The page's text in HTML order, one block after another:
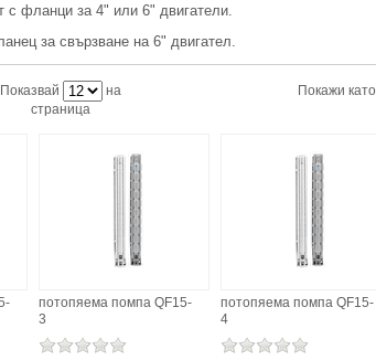
фланци за 4" или 6" двигатели.
за свързване на 6" двигател.
Покажи като
Показвай
на
страница
потопяема помпа QF15-
3
потопяема помпа QF15-
4